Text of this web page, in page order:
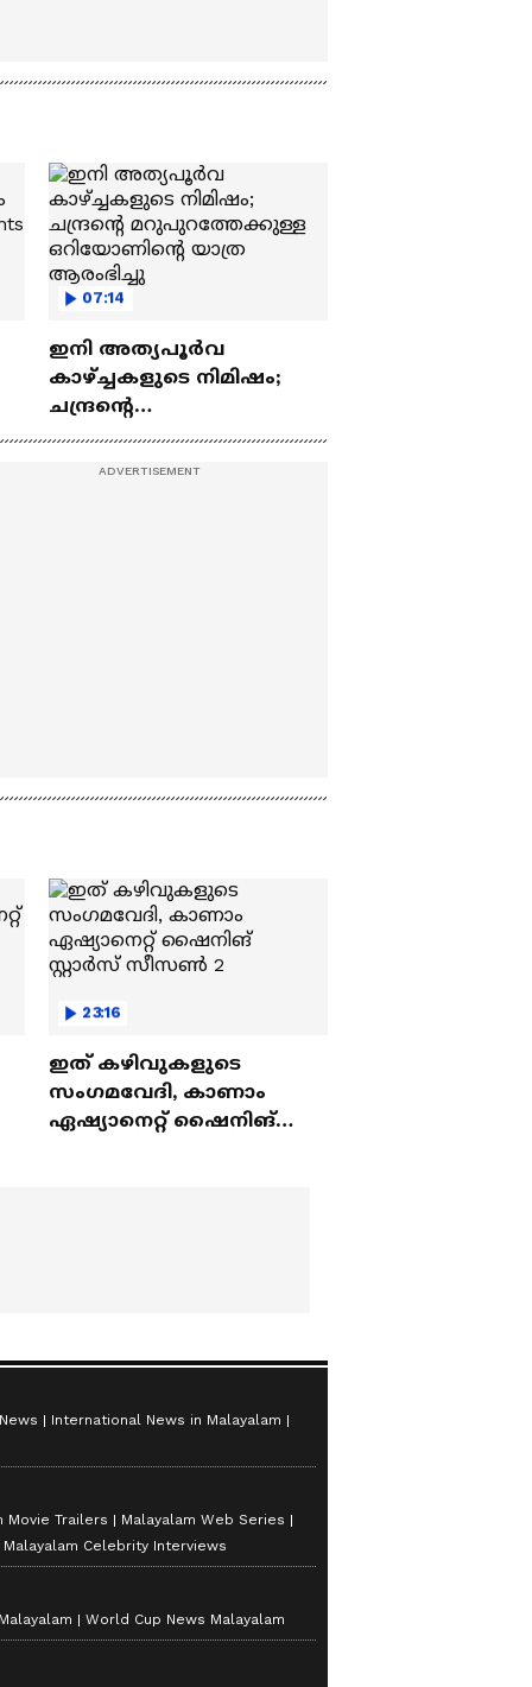
07:14
ഇനി അത്യപൂര്‍വ
കാഴ്ച്ചകളുടെ നിമിഷം;
ചന്ദ്രന്റെ
23:16
ഇത് കഴിവുകളുടെ
സംഗമവേദി, കാണാം
ഏഷ്യാനെറ്റ് ഷൈനിങ്
International News in Malayalam
Movie Trailers
Malayalam Web Series
Malayalam Celebrity Interviews
World Cup News Malayalam